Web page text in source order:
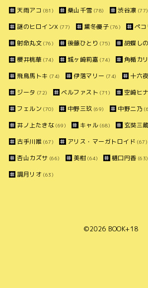
天雨アコ (81) 桑山千雪 (78) 渋谷凛 (77)
謎のヒロインX (77) 黛冬優子 (76) ペ
射命丸文 (76) 後藤ひとり (75) 胡蝶し
櫻井桃華 (74) 城ヶ崎莉嘉 (74) 角楯カ
飛鳥馬トキ (74) 伊落マリー (74) 十六
ジータ (72) ベルファスト (71) 空崎ヒナ
フェルン (70) 中野三玖 (69) 中野二乃
井ノ上たきな (69) キャル (68) 玄奘三蔵
古手川唯 (67) アリス・マーガトロイド (67)
杏山カズサ (66) 美柑 (64) 樋口円香 (63)
調月リオ (63)
©2026 BOOK+18